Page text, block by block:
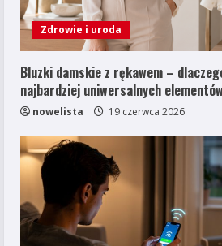
Zdrowie i uroda
Bluzki damskie z rękawem –
najbardziej uniwersalnych
nowelista 19 czerwca 2026